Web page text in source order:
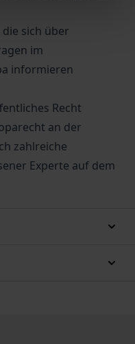
sich über
im
informieren
Recht
an der
zahlreiche
Experte auf dem